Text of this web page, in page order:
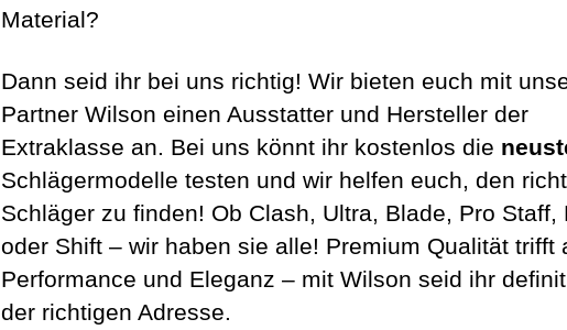
Material?
Dann seid ihr bei uns richtig! Wir bieten euch mit
Partner Wilson einen Ausstatter und Hersteller der
Extraklasse an. Bei uns könnt ihr kostenlos die
Schlägermodelle testen und wir helfen euch, den
Schläger zu finden! Ob Clash, Ultra, Blade, Pro Staff,
oder Shift – wir haben sie alle! Premium Qualität trifft
Performance und Eleganz – mit Wilson seid ihr
der richtigen Adresse.